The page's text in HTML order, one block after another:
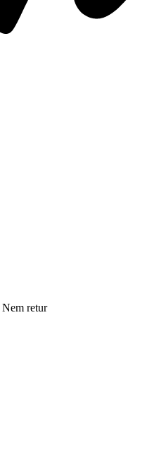
Nem retur